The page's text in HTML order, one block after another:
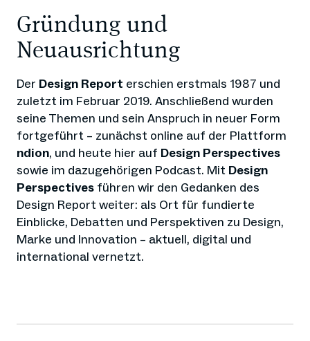
Gründung und
Neuausrichtung
Der Design Report erschien erstmals 1987 und
zuletzt im Februar 2019. Anschließend wurden
seine Themen und sein Anspruch in neuer Form
fortgeführt – zunächst online auf der Plattform
ndion, und heute hier auf Design Perspectives
sowie im dazugehörigen Podcast. Mit Design
Perspectives führen wir den Gedanken des
Design Report weiter: als Ort für fundierte
Einblicke, Debatten und Perspektiven zu Design,
Marke und Innovation – aktuell, digital und
international vernetzt.